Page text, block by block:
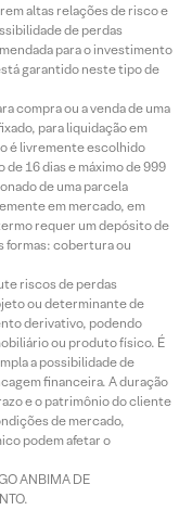
altas relações de risco e
de perdas
para o investimento
garantido neste tipo de
compra ou a venda de uma
para liquidação em
é livremente escolhido
16 dias e máximo de 999
de uma parcela
em mercado, em
requer um depósito de
formas: cobertura ou
riscos de perdas
ou determinante de
derivativo, podendo
ou produto físico. É
a possibilidade de
financeira. A duração
e o patrimônio do cliente
de mercado,
podem afetar o
ANBIMA DE